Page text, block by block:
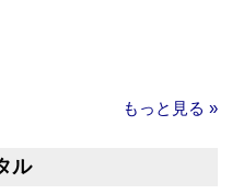
もっと見る »
ル